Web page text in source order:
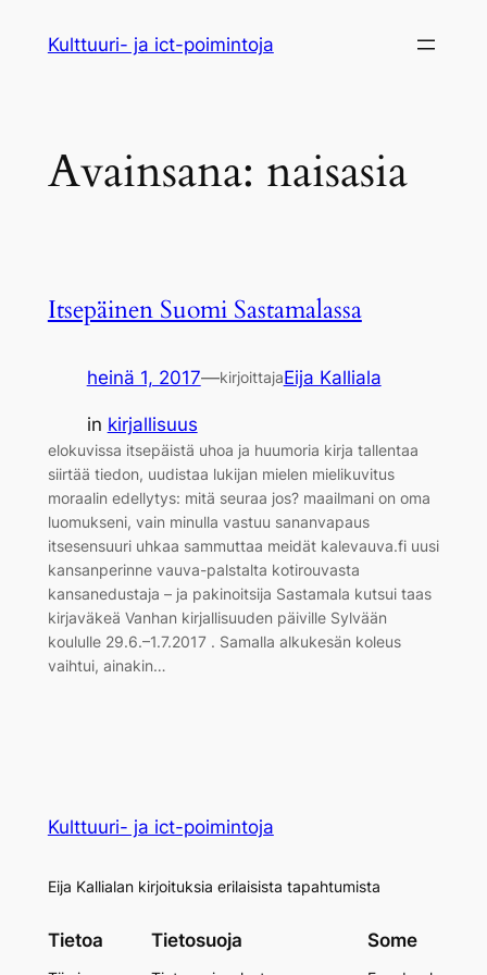
sisältöön
Kulttuuri- ja ict-poimintoja
Avainsana: naisasia
Itsepäinen Suomi Sastamalassa
heinä 1, 2017—kirjoittajaEija Kalliala
in kirjallisuus
elokuvissa itsepäistä uhoa ja huumoria kirja tallentaa
siirtää tiedon, uudistaa lukijan mielen mielikuvitus
moraalin edellytys: mitä seuraa jos? maailmani on oma
luomukseni, vain minulla vastuu sananvapaus
itsesensuuri uhkaa sammuttaa meidät kalevauva.fi uusi
kansanperinne vauva-palstalta kotirouvasta
kansanedustaja – ja pakinoitsija Sastamala kutsui taas
kirjaväkeä Vanhan kirjallisuuden päiville Sylvään
koululle 29.6.–1.7.2017 . Samalla alkukesän koleus
vaihtui, ainakin…
Kulttuuri- ja ict-poimintoja
Eija Kallialan kirjoituksia erilaisista tapahtumista
Tietoa Tietosuoja Some